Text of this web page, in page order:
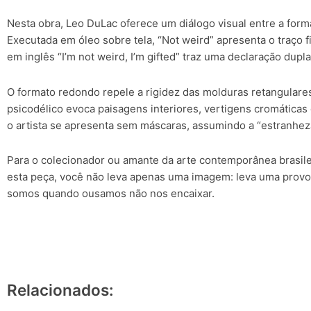
Nesta obra, Leo DuLac oferece um diálogo visual entre a
Executada em óleo sobre tela, “Not weird” apresenta o
em inglês “I’m not weird, I’m gifted” traz uma declaração
O formato redondo repele a rigidez das molduras
psicodélico evoca paisagens interiores, vertigens
o artista se apresenta sem máscaras, assumindo a
Para o colecionador ou amante da arte contemporânea
esta peça, você não leva apenas uma imagem: leva uma
somos quando ousamos não nos encaixar.
Relacionados: